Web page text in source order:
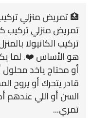
تمريض منزلي تركيب
تركيب الكانيولا
هو الأساس ❤️. لما
أو محتاج ياخد
قادر يتحرك أو يروح
السن أو اللي عندهم
تمري...